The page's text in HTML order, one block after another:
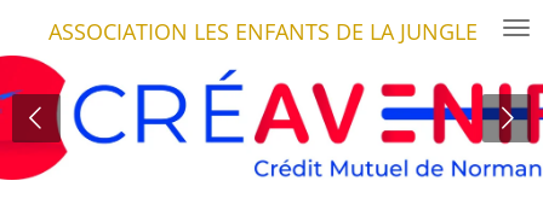
Passer
au
contenu
principal
ASSOCIATION LES ENFANTS DE LA JUNGLE